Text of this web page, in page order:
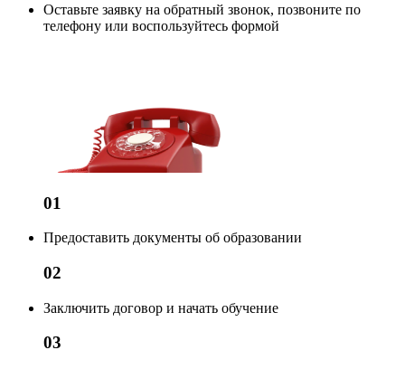
Оставьте заявку на обратный звонок, позвоните по
телефону или воспользуйтесь формой
01
Предоставить документы об образовании
02
Заключить договор и начать обучение
03